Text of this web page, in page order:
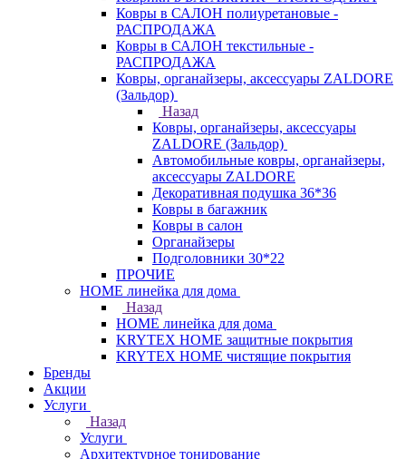
Ковры в САЛОН полиуретановые -
РАСПРОДАЖА
Ковры в САЛОН текстильные -
РАСПРОДАЖА
Ковры, органайзеры, аксессуары ZALDORE
(Зальдор)
Назад
Ковры, органайзеры, аксессуары
ZALDORE (Зальдор)
Автомобильные ковры, органайзеры,
аксессуары ZALDORE
Декоративная подушка 36*36
Ковры в багажник
Ковры в салон
Органайзеры
Подголовники 30*22
ПРОЧИЕ
HOME линейка для дома
Назад
HOME линейка для дома
KRYTEX HOME защитные покрытия
KRYTEX HOME чистящие покрытия
Бренды
Акции
Услуги
Назад
Услуги
Архитектурное тонирование